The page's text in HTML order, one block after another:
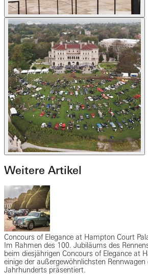
Weitere Artikel
Concours of Elegance at Hampton Court
Im Rahmen des 100. Jubiläums des
beim diesjährigen Concours of Elegance at
einige der außergewöhnlichsten Rennwagen
Jahrhunderts präsentiert.